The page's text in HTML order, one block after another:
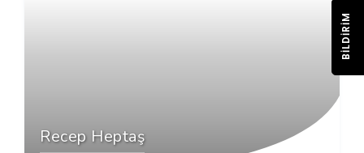
Recep Heptaş
BILDIRIM